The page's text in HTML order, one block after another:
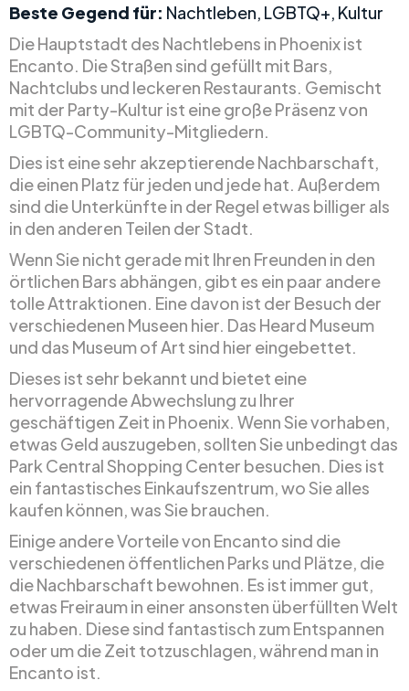
Beste Gegend für: Nachtleben, LGBTQ+, Kultur
Die Hauptstadt des Nachtlebens in Phoenix ist
Encanto. Die Straßen sind gefüllt mit Bars,
Nachtclubs und leckeren Restaurants. Gemischt
mit der Party-Kultur ist eine große Präsenz von
LGBTQ-Community-Mitgliedern.
Dies ist eine sehr akzeptierende Nachbarschaft,
die einen Platz für jeden und jede hat. Außerdem
sind die Unterkünfte in der Regel etwas billiger als
in den anderen Teilen der Stadt.
Wenn Sie nicht gerade mit Ihren Freunden in den
örtlichen Bars abhängen, gibt es ein paar andere
tolle Attraktionen. Eine davon ist der Besuch der
verschiedenen Museen hier. Das Heard Museum
und das Museum of Art sind hier eingebettet.
Dieses ist sehr bekannt und bietet eine
hervorragende Abwechslung zu Ihrer
geschäftigen Zeit in Phoenix. Wenn Sie vorhaben,
etwas Geld auszugeben, sollten Sie unbedingt das
Park Central Shopping Center besuchen. Dies ist
ein fantastisches Einkaufszentrum, wo Sie alles
kaufen können, was Sie brauchen.
Einige andere Vorteile von Encanto sind die
verschiedenen öffentlichen Parks und Plätze, die
die Nachbarschaft bewohnen. Es ist immer gut,
etwas Freiraum in einer ansonsten überfüllten Welt
zu haben. Diese sind fantastisch zum Entspannen
oder um die Zeit totzuschlagen, während man in
Encanto ist.